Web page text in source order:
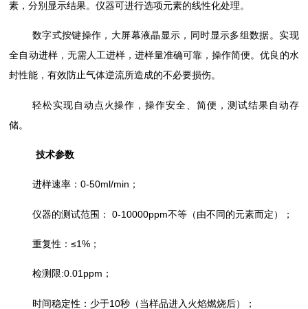
素，分别显示结果。仪器可进行选项元素的线性化处理。
数字式按键操作，大屏幕液晶显示，同时显示多组数据。实现
全自动进样，无需人工进样，进样量准确可靠，操作简便。优良的水
封性能，有效防止气体逆流所造成的不必要损伤。
轻松实现自动点火操作，操作安全、简便 ， 测试结果自动存
储。
技术参数
进样速率： 0-50ml/min ；
仪器的测试范围： 0-10000ppm不等（由不同的元素而定）；
重复性： ≤1%；
检测限:0.01ppm ；
时间稳定性：少于10秒（当样品进入火焰燃烧后）；